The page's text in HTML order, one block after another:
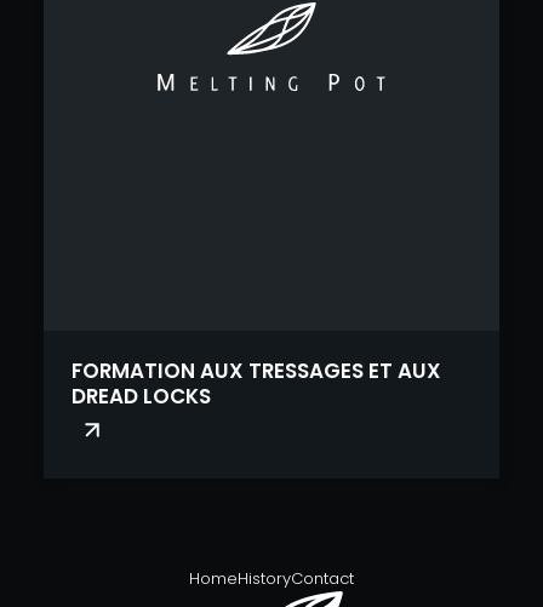
FORMATION AUX TRESSAGES ET AUX
DREAD LOCKS
HomeHistoryContact